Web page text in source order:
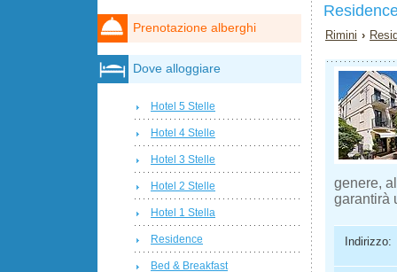
Rimini ›
genere,
garantirà
Indirizzo:
Prenotazione alberghi
Dove alloggiare
Hotel 5 Stelle
Hotel 4 Stelle
Hotel 3 Stelle
Hotel 2 Stelle
Hotel 1 Stella
Residence
Bed & Breakfast